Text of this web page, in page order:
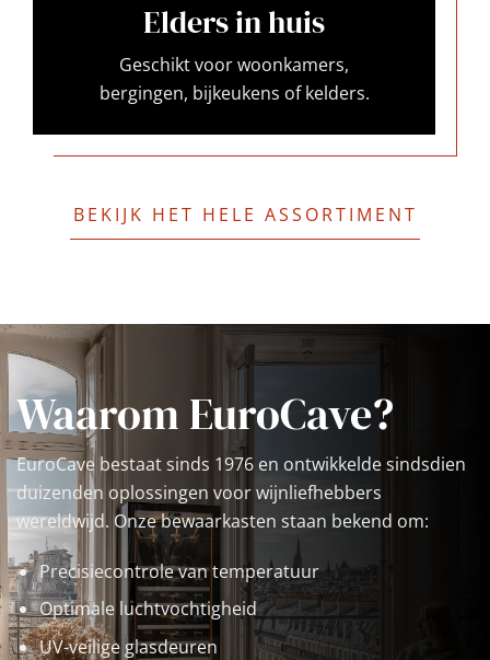
Elders in huis
Geschikt voor woonkamers,
bergingen, bijkeukens of kelders.
BEKIJK HET HELE ASSORTIMENT
Waarom EuroCave?
EuroCave bestaat sinds 1976 en ontwikkelde sindsdien
duizenden oplossingen voor wijnliefhebbers
wereldwijd. Onze bewaarkasten staan bekend om:
Precisiecontrole van temperatuur
Optimale luchtvochtigheid
UV-veilige glasdeuren